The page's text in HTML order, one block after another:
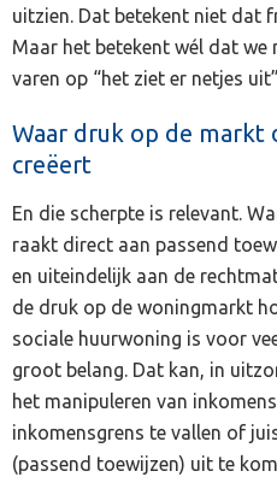
uitzien. Dat betekent niet dat
Maar het betekent wél dat we
varen op “het ziet er netjes
Waar druk op de markt
creëert
En die scherpte is relevant.
raakt direct aan passend
en uiteindelijk aan de
de druk op de woningmarkt
sociale huurwoning is voor
groot belang. Dat kan, in
het manipuleren van
inkomensgrens te vallen of
(passend toewijzen) uit te